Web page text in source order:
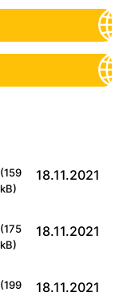
(159
kB)
18.11.2021
(175
kB)
18.11.2021
(199
18.11.2021